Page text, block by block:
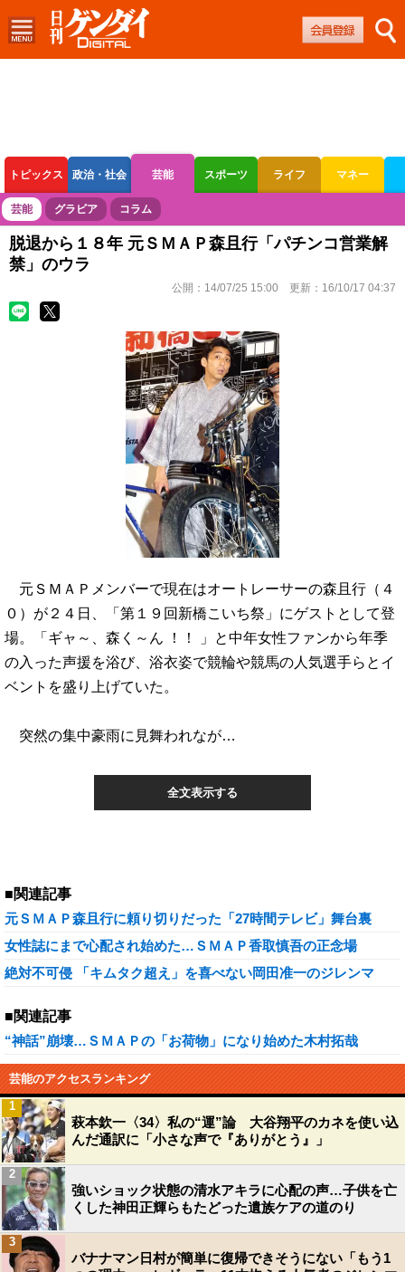
トピックス 政治・社会 芸能 スポーツ ライフ マネー
ボートレース 競輪 オートレース
芸能 グラビア コラム
脱退から１８年 元ＳＭＡＰ森且行「パチンコ営業解
禁」のウラ
公開： 14/07/25 15:00 更新： 16/10/17 04:37
元ＳＭＡＰメンバーで現在はオートレーサーの森且行（４
０）が２４日、「第１９回新橋こいち祭」にゲストとして登
場。「ギャ～、森く～ん ！！ 」と中年女性ファンから年季
の入った声援を浴び、浴衣姿で競輪や競馬の人気選手らとイ
ベントを盛り上げていた。
突然の集中豪雨に見舞われなが…
全文表示する
■関連記事
元ＳＭＡＰ森且行に頼り切りだった「27時間テレビ」舞台裏
女性誌にまで心配され始めた…ＳＭＡＰ香取慎吾の正念場
絶対不可侵 「キムタク超え」を喜べない岡田准一のジレンマ
■関連記事
“神話”崩壊…ＳＭＡＰの「お荷物」になり始めた木村拓哉
芸能のアクセスランキング
萩本欽一〈34〉私の“運”論 大谷翔平のカネを使い込
んだ通訳に「小さな声で『ありがとう』」
1
強いショック状態の清水アキラに心配の声…子供を亡
くした神田正輝らもたどった遺族ケアの道のり
2
バナナマン日村が簡単に復帰できそうにない「もう1
3